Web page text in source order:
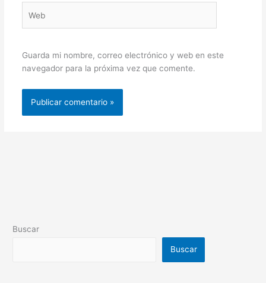
Guarda mi nombre, correo electrónico y web en este
navegador para la próxima vez que comente.
Buscar
Buscar